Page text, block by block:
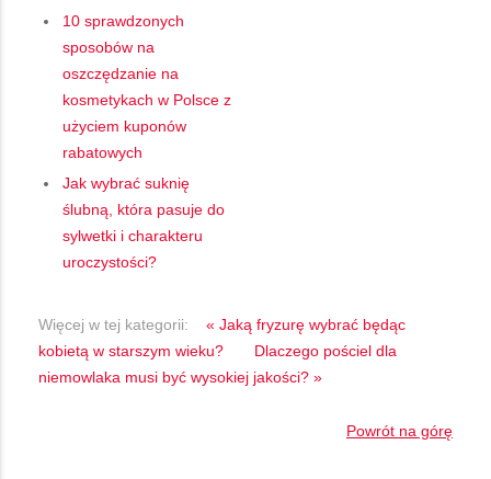
10 sprawdzonych
sposobów na
oszczędzanie na
kosmetykach w Polsce z
użyciem kuponów
rabatowych
Jak wybrać suknię
ślubną, która pasuje do
sylwetki i charakteru
uroczystości?
Więcej w tej kategorii:
« Jaką fryzurę wybrać będąc
kobietą w starszym wieku?
Dlaczego pościel dla
niemowlaka musi być wysokiej jakości? »
Powrót na górę